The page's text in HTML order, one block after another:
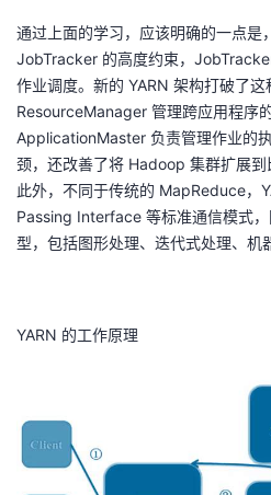
通过上面的学习，应该明确的一点是
JobTracker 的高度约束，
作业调度。新的 YARN 架构打破了
ResourceManager 管理跨应用程序的
ApplicationMaster 负责管理作业的
颈，还改善了将 Hadoop 集群扩展到
此外，不同于传统的 MapReduce，
Passing Interface 等标准通信模式
型，包括图形处理、迭代式处理、机
YARN 的工作原理